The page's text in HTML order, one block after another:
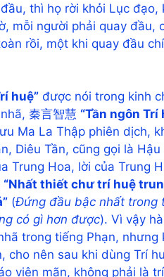
thì họ rời khỏi Lục đạo,
mỗi người phải quay đầu,
rồi, một khi quay đầu
huệ” được nói trong kinh
秦言智慧 “Tần ngôn Trí
Ma La Thập phiên dịch,
Diêu Tần, cũng gọi là Hậu
Trung Hoa, lời của Trung
“Nhất thiết chư trí huệ
(Đứng đầu bậc nhất trong
có gì hơn được). Vì vậy
trong tiếng Phạn, nhưng
cho nên sau khi dùng Trí
viên mãn, không phải là